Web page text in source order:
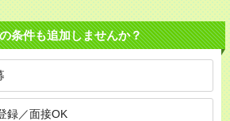
条件も追加しませんか？
録／面接OK